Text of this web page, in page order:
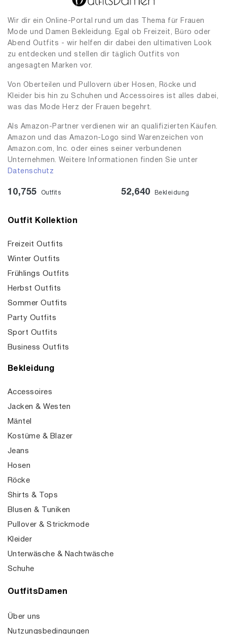
Wir dir ein Online-Portal rund um das Thema für Frauen
Mode und Damen Bekleidung. Egal ob Freizeit, Büro oder
Abend Outfits - wir helfen dir dabei den ultimativen Look
zu entdecken und stellen dir täglich Outfits von
angesagten Marken vor.
Von Oberteilen und Pullovern über Hosen, Röcke und
Kleider bis hin zu Schuhen und Accessoires ist alles dabei,
was das Mode Herz der Frauen begehrt.
Als Amazon-Partner verdienen wir an qualifizierten Käufen.
Amazon und das Amazon-Logo sind Warenzeichen von
Amazon.com, Inc. oder eines seiner verbundenen
Unternehmen. Weitere Informationen finden Sie unter
Datenschutz
10,755 Outfits 52,640 Bekleidung
Outfit Kollektion
Freizeit Outfits
Winter Outfits
Frühlings Outfits
Herbst Outfits
Sommer Outfits
Party Outfits
Sport Outfits
Business Outfits
Bekleidung
Accessoires
Jacken & Westen
Mäntel
Kostüme & Blazer
Jeans
Hosen
Röcke
Shirts & Tops
Blusen & Tuniken
Pullover & Strickmode
Kleider
Unterwäsche & Nachtwäsche
Schuhe
OutfitsDamen
Über uns
Nutzungsbedingungen